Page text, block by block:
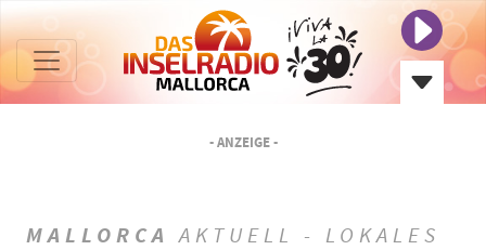
- ANZEIGE -
MALLORCA AKTUELL - LOKALES